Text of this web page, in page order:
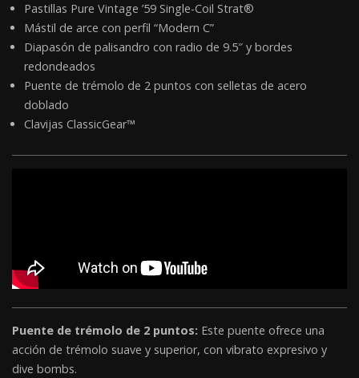
Pastillas Pure Vintage ’59 Single-Coil Strat®
Mástil de arce con perfil “Modern C”
Diapasón de palisandro con radio de 9.5″ y bordes
redondeados
Puente de trémolo de 2 puntos con selletas de acero
doblado
Clavijas ClassicGear™
Puente de trémolo de 2 puntos: Este puente ofrece una
acción de trémolo suave y superior, con vibrato expresivo y
dive bombs.